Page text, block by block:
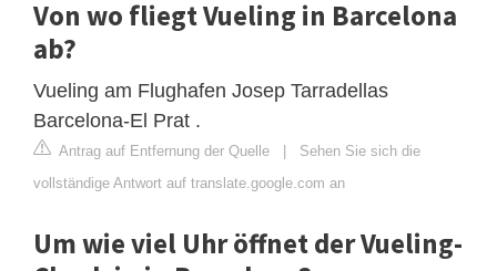
Von wo fliegt Vueling in Barcelona
ab?
Vueling am Flughafen Josep Tarradellas
Barcelona-El Prat .
Antrag auf Entfernung der Quelle | Sehen Sie sich die
vollständige Antwort auf translate.google.com an
Um wie viel Uhr öffnet der Vueling-